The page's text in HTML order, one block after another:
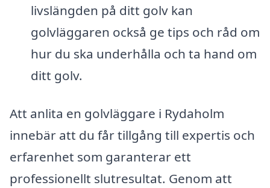
livslängden på ditt golv kan
golvläggaren också ge tips och råd om
hur du ska underhålla och ta hand om
ditt golv.
Att anlita en golvläggare i Rydaholm
innebär att du får tillgång till expertis och
erfarenhet som garanterar ett
professionellt slutresultat. Genom att